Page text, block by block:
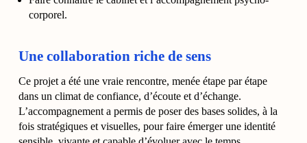
corporel.
Une collaboration riche de sens
Ce projet a été une vraie rencontre, menée étape par étape
dans un climat de confiance, d’écoute et d’échange.
L’accompagnement a permis de poser des bases solides, à la
fois stratégiques et visuelles, pour faire émerger une identité